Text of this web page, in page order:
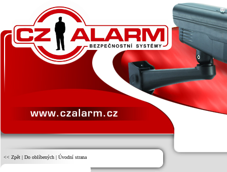
<< Zpět | Do oblíbených | Úvodní strana